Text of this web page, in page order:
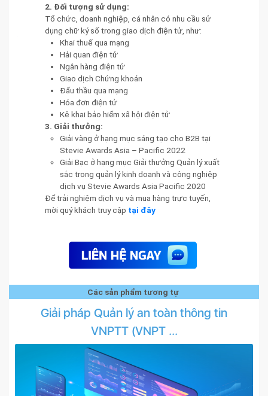
2. Đối tượng sử dụng:
Tổ chức, doanh nghiệp, cá nhân có nhu cầu sử
dụng chữ ký số trong giao dịch điện tử, như:
Khai thuế qua mạng
Hải quan điện tử
Ngân hàng điện tử
Giao dịch Chứng khoán
Đấu thầu qua mạng
Hóa đơn điện tử
Kê khai bảo hiểm xã hội điện tử
3. Giải thưởng:
Giải vàng ở hạng mục sáng tạo cho B2B tại
Stevie Awards Asia – Pacific 2022
Giải Bạc ở hạng mục Giải thưởng Quản lý xuất
sắc trong quản lý kinh doanh và công nghiệp
dịch vụ Stevie Awards Asia Pacific 2020
Để trải nghiệm dịch vụ và mua hàng trực tuyến,
mời quý khách truy cập tại đây
Các sản phẩm tương tự
Giải pháp Quản lý an toàn thông tin
VNPTT (VNPT ...